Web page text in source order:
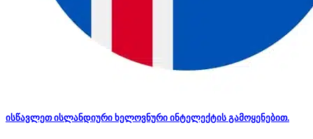
ისწავლეთ ისლანდიური ხელოვნური ინტელექტის გამოყენებით.